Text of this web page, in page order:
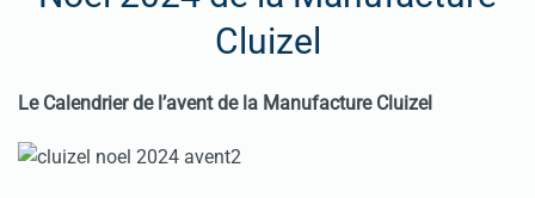
Cluizel
Le Calendrier de l’avent de la Manufacture Cluizel